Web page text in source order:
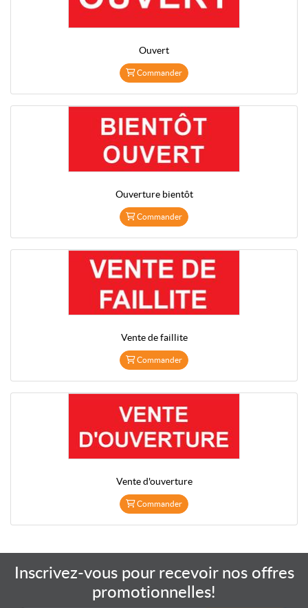
Ouvert
Commander
Ouverture bientôt
Commander
Vente de faillite
Commander
Vente d'ouverture
Commander
Inscrivez-vous pour recevoir nos offres
promotionnelles!